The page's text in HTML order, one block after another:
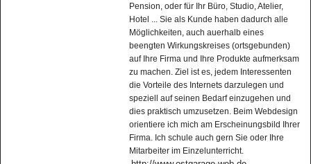
Pension, oder für Ihr Büro, Studio, Atelier,
Hotel ... Sie als Kunde haben dadurch alle
Möglichkeiten, auch auerhalb eines
beengten Wirkungskreises (ortsgebunden)
auf Ihre Firma und Ihre Produkte aufmerksam
zu machen. Ziel ist es, jedem Interessenten
die Vorteile des Internets darzulegen und
speziell auf seinen Bedarf einzugehen und
dies praktisch umzusetzen. Beim Webdesign
orientiere ich mich am Erscheinungsbild Ihrer
Firma. Ich schule auch gern Sie oder Ihre
Mitarbeiter im Einzelunterricht.